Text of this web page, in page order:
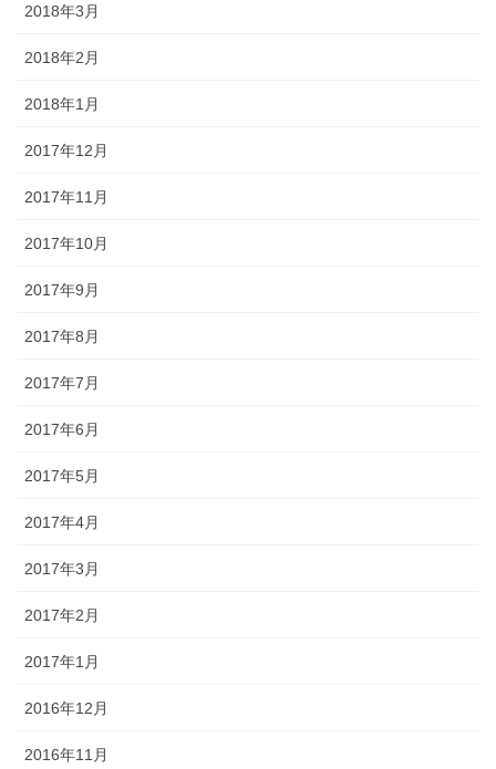
2018年3月
2018年2月
2018年1月
2017年12月
2017年11月
2017年10月
2017年9月
2017年8月
2017年7月
2017年6月
2017年5月
2017年4月
2017年3月
2017年2月
2017年1月
2016年12月
2016年11月